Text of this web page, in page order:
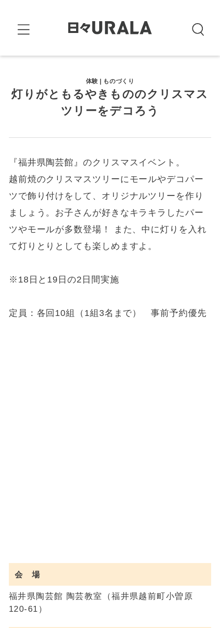
体験 | ものづくり
灯りがともるやきもののクリスマス
ツリーをデコろう
『福井県陶芸館』のクリスマスイベント。
越前焼のクリスマスツリーにモールやデコパー
ツで飾り付けをして、オリジナルツリーを作り
ましょう。お子さんが好きなキラキラしたパー
ツやモールが多数登場！ また、中に灯りを入れ
て灯りとりとしても楽しめますよ。
※18日と19日の2日間実施
定員：各回10組（1組3名まで） 事前予約優先
会 場
福井県陶芸館 陶芸教室（福井県越前町小曽原
120-61）